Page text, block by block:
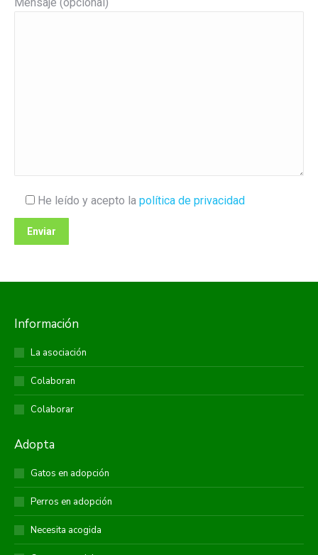
He leído y acepto la política de privacidad
Información
La asociación
Colaboran
Colaborar
Adopta
Gatos en adopción
Perros en adopción
Necesita acogida